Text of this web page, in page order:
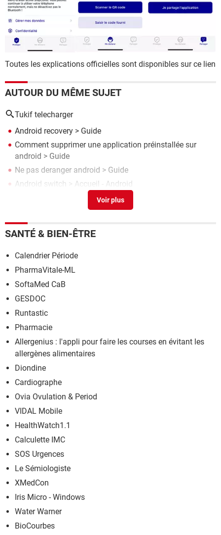
Toutes les explications officielles sont disponibles sur ce lien
AUTOUR DU MÊME SUJET
Tukif telecharger
Android recovery > Guide
Comment supprimer une application préinstallée sur
android > Guide
Ne pas deranger android > Guide
Android switch > Accueil - Android
> Guide
SANTÉ & BIEN-ÊTRE
Calendrier Période
PharmaVitale-ML
SoftaMed CaB
GESDOC
Runtastic
Pharmacie
Allergenius : l'appli pour faire les courses en évitant les
allergènes alimentaires
Diondine
Cardiographe
Ovia Ovulation & Period
VIDAL Mobile
HealthWatch1.1
Calculette IMC
SOS Urgences
Le Sémiologiste
XMedCon
Iris Micro - Windows
Water Warner
BioCourbes